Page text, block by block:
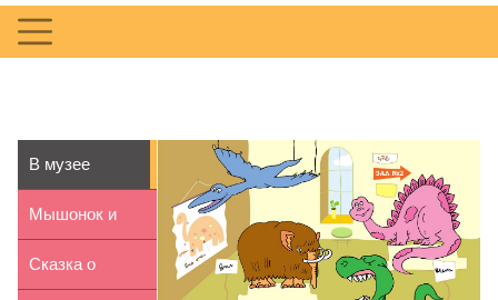
В музее
Мышонок и
каранадаш.
Сказка о